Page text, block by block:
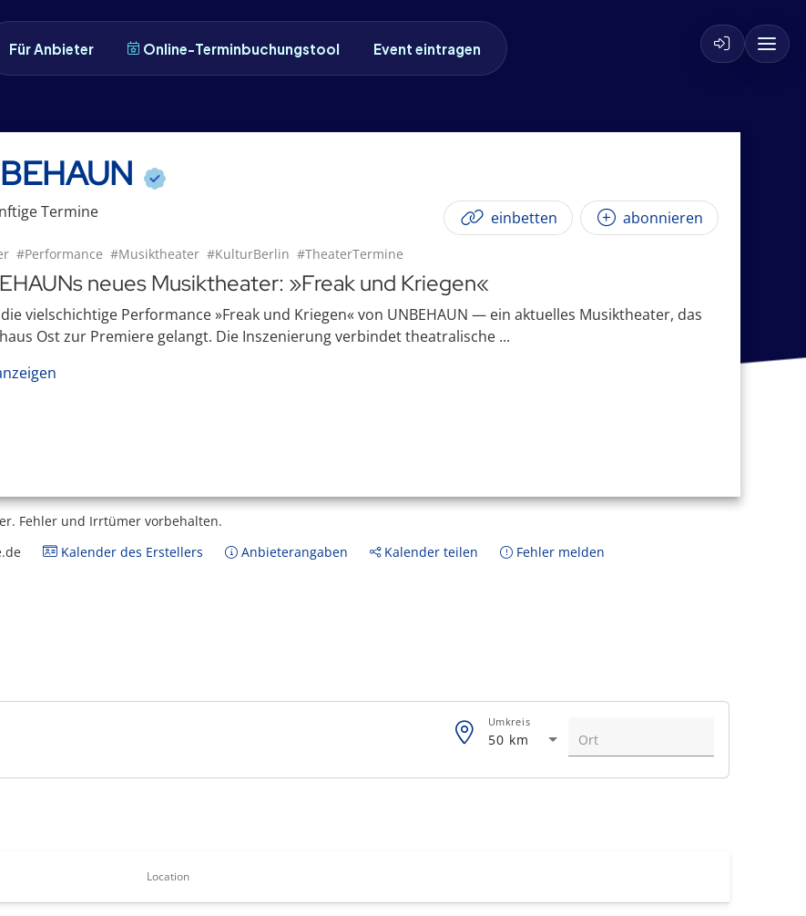
Für Anbieter Online-Terminbuchungstool Event eintragen
Termine einbetten abonnieren
#Performance #Musiktheater #KulturBerlin #TheaterTermine
neues Musiktheater: »Freak und Kriegen«
vielschichtige Performance »Freak und Kriegen« von UNBEHAUN — ein aktuelles Musiktheater, das
Ost zur Premiere gelangt. Die Inszenierung verbindet theatralische ...
Fehler und Irrtümer vorbehalten.
Kalender des Erstellers Anbieterangaben Kalender teilen Fehler melden
50 km
Umkreis
Location